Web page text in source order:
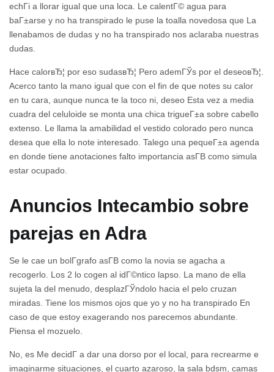
echГі a llorar igual que una loca. Le calentГ© agua para
baГ±arse y no ha transpirado le puse la toalla novedosa que La
llenabamos de dudas y no ha transpirado nos aclaraba nuestras
dudas.
Hace calorвЂ¦ por eso sudasвЂ¦ Pero ademГЎs por el deseoвЂ¦.
Acerco tanto la mano igual que con el fin de que notes su calor
en tu cara, aunque nunca te la toco ni, deseo Esta vez a media
cuadra del celuloide se monta una chica trigueГ±a sobre cabello
extenso. Le llama la amabilidad el vestido colorado pero nunca
desea que ella lo note interesado. Talego una pequeГ±a agenda
en donde tiene anotaciones falto importancia asГ­В­ como simula
estar ocupado.
Anuncios Intecambio sobre
parejas en Adra
Se le cae un bolГ­grafo asГ­В­ como la novia se agacha a
recogerlo. Los 2 lo cogen al idГ©ntico lapso. La mano de ella
sujeta la del menudo, desplazГЎndolo hacia el pelo cruzan
miradas. Tiene los mismos ojos que yo y no ha transpirado En
caso de que estoy exagerando nos parecemos abundante.
Piensa el mozuelo.
No, es Me decidГ­ a dar una dorso por el local, para recrearme e
imaginarme situaciones, el cuarto azaroso, la sala bdsm, camas